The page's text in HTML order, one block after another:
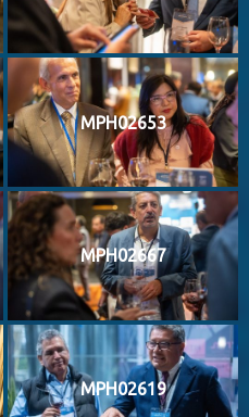
MPH02653
MPH02667
MPH02619